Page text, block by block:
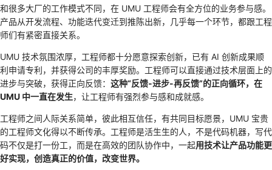
和很多大厂的工作模式不同，在 UMU 工程师会有全方位的业务参与感。
产品从开发流程、功能迭代变迁到推陈出新，几乎每一个环节，都跟工程
师们有紧密直接关系。
UMU 技术氛围浓厚，工程师都十分愿意探索创新，已有 AI 创新成果顺
利申请专利，并获得公司的丰厚奖励。工程师可以直接通过技术层面上的
进步与突破，获得正向反馈： 这种“反馈-进步-再反馈”的正向循环，在
UMU 中一直在发生，让工程师有强烈参与感和成就感。
工程师之间人际关系简单，彼此相互信任，有共同目标愿景，UMU 宝贵
的工程师文化得以不断传承。工程师是活生生的人，不是代码机器，写代
码不仅是打一份工，而是在高效的团队协作中，一起用技术让产品功能更
好实现，创造真正的价值，改变世界。